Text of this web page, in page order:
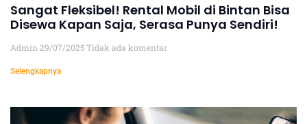
Sangat Fleksibel! Rental Mobil di Bintan Bisa
Disewa Kapan Saja, Serasa Punya Sendiri!
Admin 29/07/2025Tidak ada komentar
Selengkapnya